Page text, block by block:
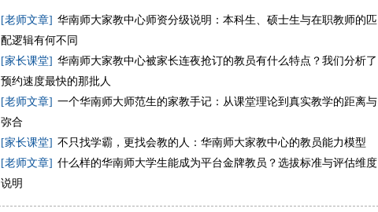
[老师文章] 华南师大家教中心师资分级说明：本科生、硕士生与在职教师的匹
配逻辑有何不同
[家长课堂] 华南师大家教中心被家长连夜抢订的教员有什么特点？我们分析了
预约速度最快的那批人
[老师文章] 一个华南师大师范生的家教手记：从课堂理论到真实教学的距离与
弥合
[家长课堂] 不只找学霸，更找会教的人：华南师大家教中心的教员能力模型
[老师文章] 什么样的华南师大学生能成为平台金牌教员？选拔标准与评估维度
说明